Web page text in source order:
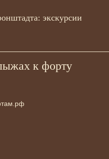
экскурсии
к форту